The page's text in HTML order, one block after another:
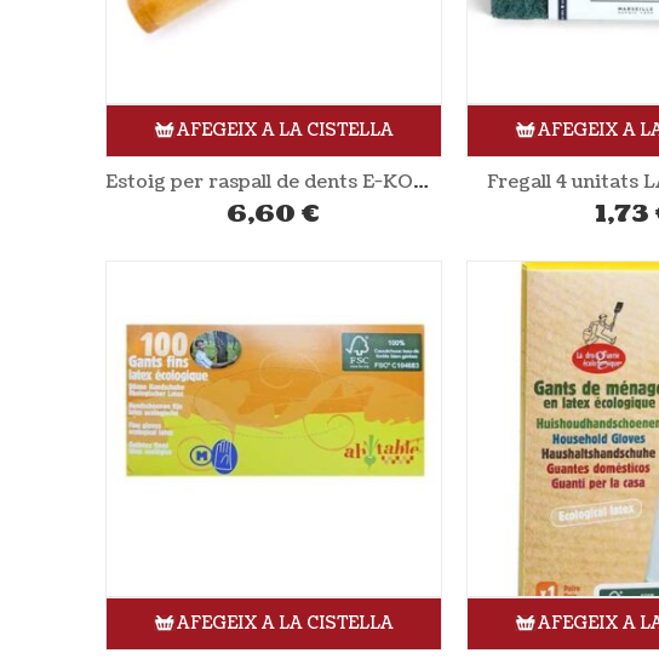
AFEGEIX A LA CISTELLA
Estoig per raspall de dents E-KOALA
6,60 €
AFEGEIX A
Fregall 4 unitats
1,73
AFEGEIX A LA CISTELLA AFEGEIX A